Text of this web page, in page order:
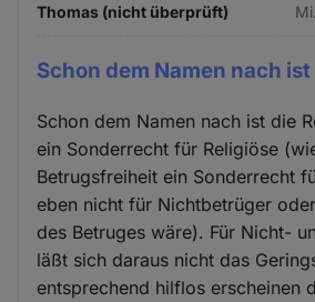
Thomas (nicht überprüft)
Schon dem Namen nach
Schon dem Namen nach ist die
ein Sonderrecht für Religiöse
Betrugsfreiheit ein Sonderrecht
eben nicht für Nichtbetrüger
des Betruges wäre). Für Nicht-
läßt sich daraus nicht das
entsprechend hilflos erscheinen